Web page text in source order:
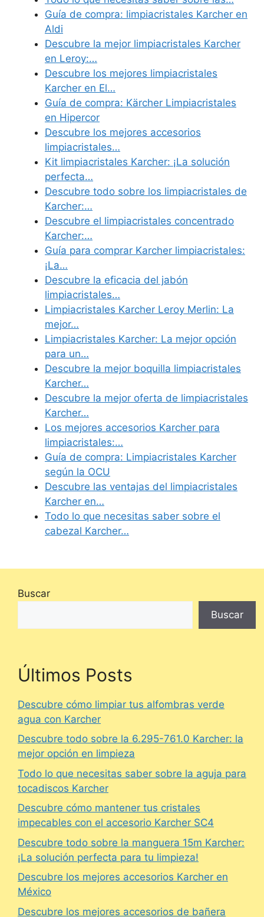
Guía de compra: limpiacristales Karcher en
Aldi
Descubre la mejor limpiacristales Karcher
en Leroy:…
Descubre los mejores limpiacristales
Karcher en El…
Guía de compra: Kärcher Limpiacristales
en Hipercor
Descubre los mejores accesorios
limpiacristales…
Kit limpiacristales Karcher: ¡La solución
perfecta…
Descubre todo sobre los limpiacristales de
Karcher:…
Descubre el limpiacristales concentrado
Karcher:…
Guía para comprar Karcher limpiacristales:
¡La…
Descubre la eficacia del jabón
limpiacristales…
Limpiacristales Karcher Leroy Merlin: La
mejor…
Limpiacristales Karcher: La mejor opción
para un…
Descubre la mejor boquilla limpiacristales
Karcher…
Descubre la mejor oferta de limpiacristales
Karcher…
Los mejores accesorios Karcher para
limpiacristales:…
Guía de compra: Limpiacristales Karcher
según la OCU
Descubre las ventajas del limpiacristales
Karcher en…
Todo lo que necesitas saber sobre el
cabezal Karcher…
Buscar
Buscar
Últimos Posts
Descubre cómo limpiar tus alfombras verde
agua con Karcher
Descubre todo sobre la 6.295-761.0 Karcher: la
mejor opción en limpieza
Todo lo que necesitas saber sobre la aguja para
tocadiscos Karcher
Descubre cómo mantener tus cristales
impecables con el accesorio Karcher SC4
Descubre todo sobre la manguera 15m Karcher:
¡La solución perfecta para tu limpieza!
Descubre los mejores accesorios Karcher en
México
Descubre los mejores accesorios de bañera